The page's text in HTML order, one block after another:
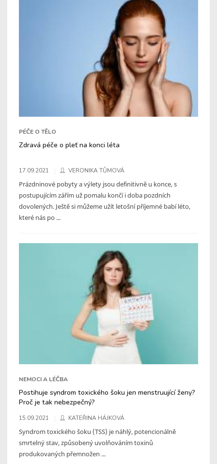
PÉČE O TĚLO
Zdravá péče o pleť na konci léta
17.09.2021 VERONIKA TŮMOVÁ
Prázdninové pobyty a výlety jsou definitivně u konce, s
postupujícím zářím už pomalu končí i doba pozdních
dovolených. Ještě si můžeme užít letošní příjemné babí léto,
které nás po ...
NEMOCI A LÉČBA
Postihuje syndrom toxického šoku jen menstruující ženy?
Proč je tak nebezpečný?
15.09.2021 KATEŘINA HÁJKOVÁ
Syndrom toxického šoku (TSS) je náhlý, potencionálně
smrtelný stav, způsobený uvolňováním toxinů
produkovaných přemnožen ...